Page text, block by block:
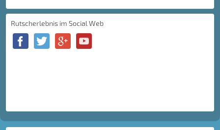
Rutscherlebnis im Social Web